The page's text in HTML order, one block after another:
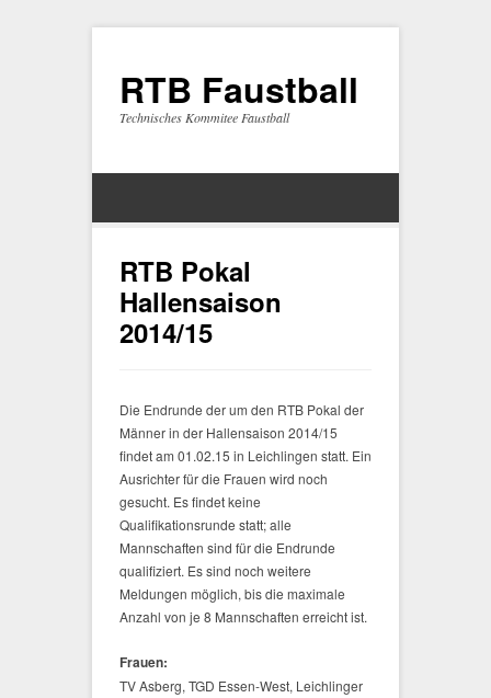
RTB Faustball
Technisches Kommitee Faustball
RTB Pokal
Hallensaison
2014/15
Die Endrunde der um den RTB Pokal der
Männer in der Hallensaison 2014/15
findet am 01.02.15 in Leichlingen statt. Ein
Ausrichter für die Frauen wird noch
gesucht. Es findet keine
Qualifikationsrunde statt; alle
Mannschaften sind für die Endrunde
qualifiziert. Es sind noch weitere
Meldungen möglich, bis die maximale
Anzahl von je 8 Mannschaften erreicht ist.
Frauen:
TV Asberg, TGD Essen-West, Leichlinger